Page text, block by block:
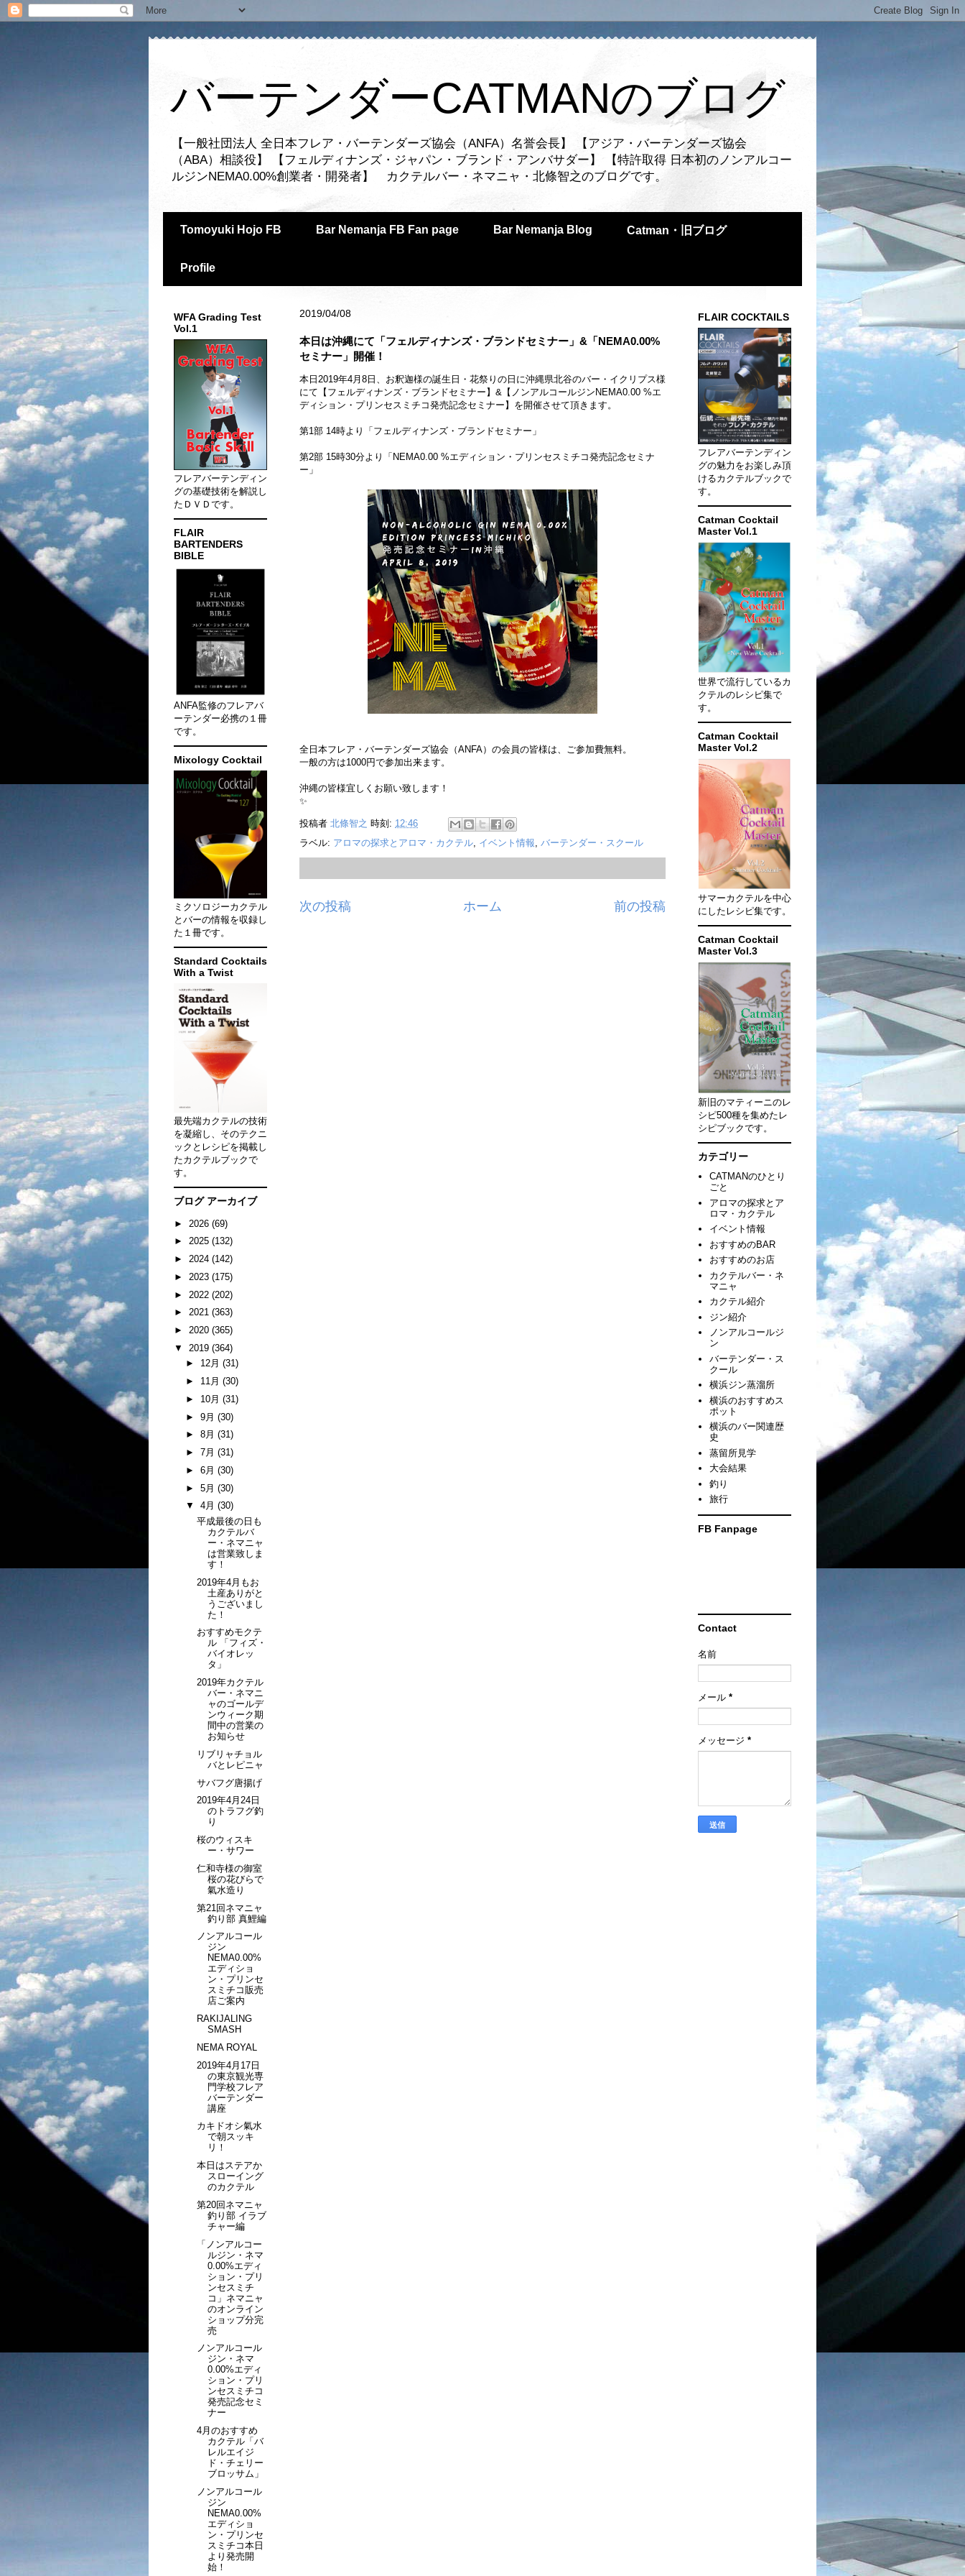
バーテンダーCATMANのブログ
【一般社団法人 全日本フレア・バーテンダーズ協会（ANFA）名誉会長】 【アジア・バーテンダーズ協会
（ABA）相談役】 【フェルディナンズ・ジャパン・ブランド・アンバサダー】 【特許取得 日本初のノンアルコー
ルジンNEMA0.00%創業者・開発者】 カクテルバー・ネマニャ・北條智之のブログです。
Tomoyuki Hojo FB Bar Nemanja FB Fan page Bar Nemanja Blog Catman・旧ブログ
Profile
2019/04/08
本日は沖縄にて「フェルディナンズ・ブランドセミナー」&「NEMA0.00%
セミナー」開催！
本日2019年4月8日、お釈迦様の誕生日・花祭りの日に沖縄県北谷のバー・イクリプス様
にて【フェルディナンズ・ブランドセミナー】&【ノンアルコールジンNEMA0.00 %エ
ディション・プリンセスミチコ発売記念セミナー】を開催させて頂きます。
第1部 14時より「フェルディナンズ・ブランドセミナー」
第2部 15時30分より「NEMA0.00 %エディション・プリンセスミチコ発売記念セミナ
ー」
全日本フレア・バーテンダーズ協会（ANFA）の会員の皆様は、ご参加費無料。
一般の方は1000円で参加出来ます。
沖縄の皆様宜しくお願い致します！
✨
投稿者 北條智之 時刻: 12:46
ラベル: アロマの探求とアロマ・カクテル, イベント情報, バーテンダー・スクール
次の投稿 前の投稿
ホーム
WFA Grading Test
Vol.1
フレアバーテンディン
グの基礎技術を解説し
たＤＶＤです。
FLAIR
BARTENDERS
BIBLE
ANFA監修のフレアバ
ーテンダー必携の１冊
です。
Mixology Cocktail
ミクソロジーカクテル
とバーの情報を収録し
た１冊です。
Standard Cocktails
With a Twist
最先端カクテルの技術
を凝縮し、そのテクニ
ックとレシピを掲載し
たカクテルブックで
す。
ブログ アーカイブ
► 2026 (69)
► 2025 (132)
► 2024 (142)
► 2023 (175)
► 2022 (202)
► 2021 (363)
► 2020 (365)
▼ 2019 (364)
► 12月 (31)
► 11月 (30)
► 10月 (31)
► 9月 (30)
► 8月 (31)
► 7月 (31)
► 6月 (30)
► 5月 (30)
▼ 4月 (30)
平成最後の日も
カクテルバ
ー・ネマニャ
は営業致しま
す！
2019年4月もお
土産ありがと
うございまし
た！
おすすめモクテ
ル 「フィズ・
バイオレッ
タ」
2019年カクテル
バー・ネマニ
ャのゴールデ
ンウィーク期
間中の営業の
お知らせ
リブリャチョル
バとレピニャ
サバフグ唐揚げ
2019年4月24日
のトラフグ釣
り
桜のウィスキ
ー・サワー
仁和寺様の御室
桜の花びらで
氣水造り
第21回ネマニャ
釣り部 真鯉編
ノンアルコール
ジン
NEMA0.00%
エディショ
ン・プリンセ
スミチコ販売
店ご案内
RAKIJALING
SMASH
NEMA ROYAL
2019年4月17日
の東京観光専
門学校フレア
バーテンダー
講座
カキドオシ氣水
で朝スッキ
リ！
本日はステアか
スローイング
のカクテル
第20回ネマニャ
釣り部 イラブ
チャー編
「ノンアルコー
ルジン・ネマ
0.00%エディ
ション・プリ
ンセスミチ
コ」ネマニャ
のオンライン
ショップ分完
売
ノンアルコール
ジン・ネマ
0.00%エディ
ション・プリ
ンセスミチコ
発売記念セミ
ナー
4月のおすすめ
カクテル「バ
レルエイジ
ド・チェリー
ブロッサム」
ノンアルコール
ジン
NEMA0.00%
エディショ
ン・プリンセ
スミチコ本日
より発売開
始！
FLAIR COCKTAILS
フレアバーテンディン
グの魅力をお楽しみ頂
けるカクテルブックで
す。
Catman Cocktail
Master Vol.1
世界で流行しているカ
クテルのレシピ集で
す。
Catman Cocktail
Master Vol.2
サマーカクテルを中心
にしたレシピ集です。
Catman Cocktail
Master Vol.3
新旧のマティーニのレ
シピ500種を集めたレ
シピブックです。
カテゴリー
CATMANのひとり
ごと
アロマの探求とア
ロマ・カクテル
イベント情報
おすすめのBAR
おすすめのお店
カクテルバー・ネ
マニャ
カクテル紹介
ジン紹介
ノンアルコールジ
ン
バーテンダー・ス
クール
横浜ジン蒸溜所
横浜のおすすめス
ポット
横浜のバー関連歴
史
蒸留所見学
大会結果
釣り
旅行
FB Fanpage
Contact
名前
メール *
メッセージ *